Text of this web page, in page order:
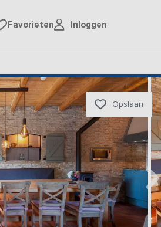
Favorieten Inloggen
Opslaan